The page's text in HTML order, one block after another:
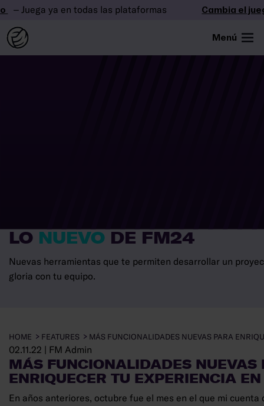
– Juega ya en todas las plataformas Cambia el juego
Menú
LO NUEVO DE FM24
Nuevas herramientas que te permiten desarrollar un
gloria con tu equipo.
HOME FEATURES MÁS FUNCIONALIDADES NUEVAS PARA
02.11.22 FM Admin
MÁS FUNCIONALIDADES NUEVAS
ENRIQUECER TU EXPERIENCIA
En años anteriores, octubre fue el mes en el que mi